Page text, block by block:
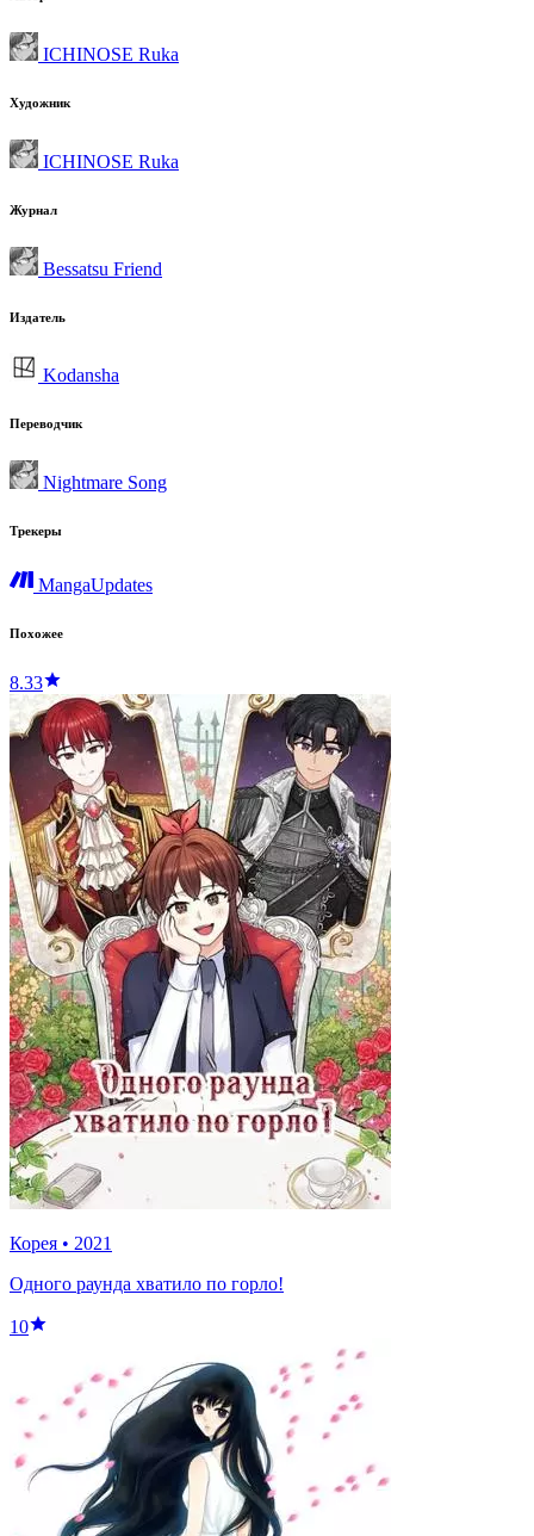
ICHINOSE Ruka
Художник
ICHINOSE Ruka
Журнал
Bessatsu Friend
Издатель
Kodansha
Переводчик
Nightmare Song
Трекеры
MangaUpdates
Похожее
8.33
Корея • 2021
Одного раунда хватило по горло!
10